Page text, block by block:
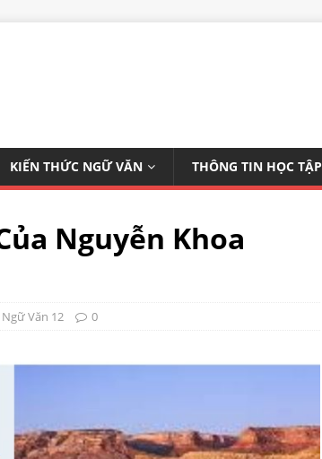
KIẾN THỨC NGỮ VĂN THÔNG TIN HỌC TẬP
Nguyễn Khoa
Ngữ Văn 12 0